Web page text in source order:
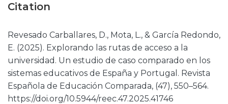
Citation
Revesado Carballares, D., Mota, L., & García Redondo,
E. (2025). Explorando las rutas de acceso a la
universidad. Un estudio de caso comparado en los
sistemas educativos de España y Portugal. Revista
Española de Educación Comparada, (47), 550–564.
https://doi.org/10.5944/reec.47.2025.41746